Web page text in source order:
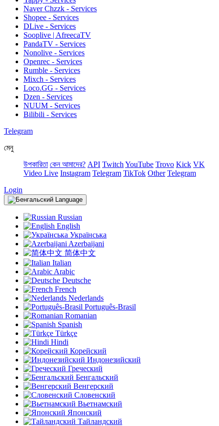
Naver Chzzk - Services
Shopee - Services
DLive - Services
Sooplive | AfreecaTV
PandaTV - Services
Nonolive - Services
Openrec - Services
Rumble - Services
Mixch - Services
Loco.GG - Services
Dzen - Services
NUUM - Services
Bilibili - Services
Telegram
মেনু
উপকারিতা কেন আমাদের? API Twitch YouTube Trovo Kick VK
Video Live Instagram Telegram TikTok Other Telegram
Login
Language
Russian
English
Українська
Azerbaijani
简体中文
Italian
Arabic
Deutsche
French
Nederlands
Português-Brasil
Romanian
Spanish
Türkçe
Hindi
Корейский
Индонезийский
Греческий
Бенгальский
Венгерский
Словенский
Вьетнамский
Японский
Тайландский